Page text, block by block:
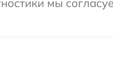
мы